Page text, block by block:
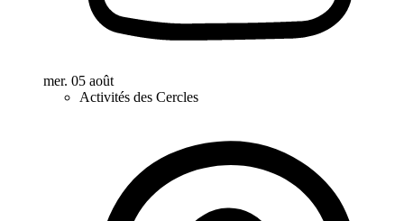
mer. 05 août
Activités des Cercles